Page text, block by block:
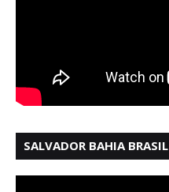
SALVADOR BAHIA BRASIL